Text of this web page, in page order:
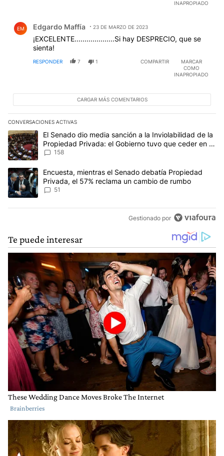
INAPROPIADO
EM Edgardo Maffía 23 DE MARZO DE 2023
¡EXCELENTE....................Si hay DESPRECIO, que se
sienta!
RESPONDER 7 1 COMPARTIR
MARCAR
COMO
INAPROPIADO
CARGAR MÁS COMENTARIOS
CONVERSACIONES ACTIVAS
Este listado muestra los artículos con más comentarios en los
Un artículo de tendencia con el título "El Senado dio media
El Senado dio media sanción a la Inviolabilidad de la
Propiedad Privada: el Gobierno tuvo que ceder en la
Ley del Manejo del Fuego
158
Un artículo de tendencia con el título "Encuesta, mientras el
Encuesta, mientras el Senado debatía Propiedad
Privada, el 57% reclama un cambio de rumbo
51
Gestionado por